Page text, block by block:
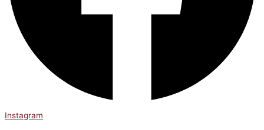
Instagram